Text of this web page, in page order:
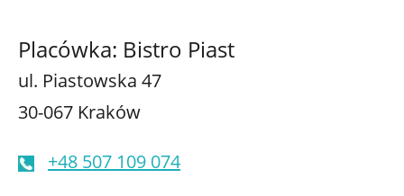
Placówka: Bistro Piast
ul. Piastowska 47
30-067 Kraków
+48 507 109 074